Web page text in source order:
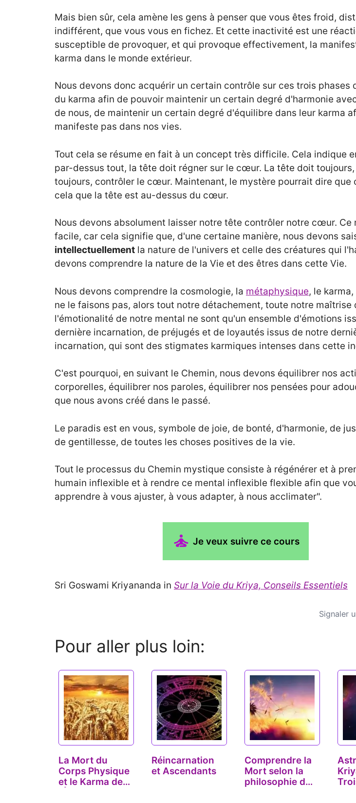
Mais bien sûr, cela amène les gens à penser que vous êtes froid,
indifférent, que vous vous en fichez. Et cette inactivité est une
susceptible de provoquer, et qui provoque effectivement, la
karma dans le monde extérieur.
Nous devons donc acquérir un certain contrôle sur ces trois phases
du karma afin de pouvoir maintenir un certain degré d'harmonie
de nous, de maintenir un certain degré d'équilibre dans leur karma
manifeste pas dans nos vies.
Tout cela se résume en fait à un concept très difficile. Cela indique
par-dessus tout, la tête doit régner sur le cœur. La tête doit
toujours, contrôler le cœur. Maintenant, le mystère pourrait dire que
cela que la tête est au-dessus du cœur.
Nous devons absolument laisser notre tête contrôler notre cœur. Ce
facile, car cela signifie que, d'une certaine manière, nous devons
intellectuellement la nature de l'univers et celle des créatures qui
devons comprendre la nature de la Vie et des êtres dans cette Vie.
Nous devons comprendre la cosmologie, la métaphysique, le
ne le faisons pas, alors tout notre détachement, toute notre maîtrise
l'émotionalité de notre mental ne sont qu'un ensemble d'émotions
dernière incarnation, de préjugés et de loyautés issus de notre
incarnation, qui sont des stigmates karmiques intenses dans cette
C'est pourquoi, en suivant le Chemin, nous devons équilibrer nos
corporelles, équilibrer nos paroles, équilibrer nos pensées pour
que nous avons créé dans le passé.
Le paradis est en vous, symbole de joie, de bonté, d'harmonie, de
de gentillesse, de toutes les choses positives de la vie.
Tout le processus du Chemin mystique consiste à régénérer et à
humain inflexible et à rendre ce mental inflexible flexible afin que
apprendre à vous ajuster, à vous adapter, à nous acclimater".
Je veux suivre ce cours
Sri Goswami Kriyananda in Sur la Voie du Kriya, Conseils Essentiels
Signaler
Pour aller plus loin:
La Mort du
Corps Physique
et le Karma de
Réincarnation
et Ascendants
Comprendre la
Mort selon la
philosophie du